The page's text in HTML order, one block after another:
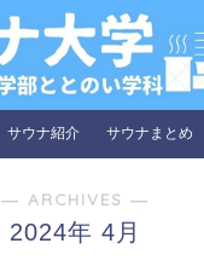
サウナ紹介 サウナまとめ
― ARCHIVES ―
2024年 4月